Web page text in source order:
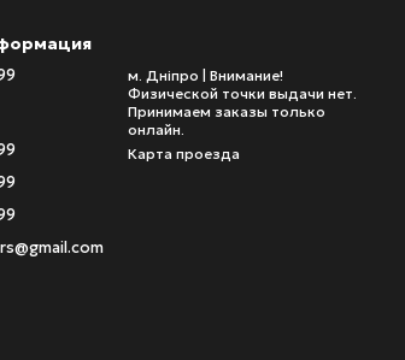
м. Дніпро | Внимание!
Физической точки выдачи нет.
Принимаем заказы только
онлайн.
Карта проезда